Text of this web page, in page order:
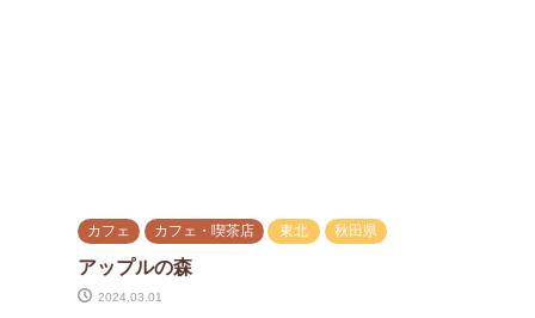
カフェ カフェ・喫茶店 東北 秋田県
アップルの森
2024.03.01